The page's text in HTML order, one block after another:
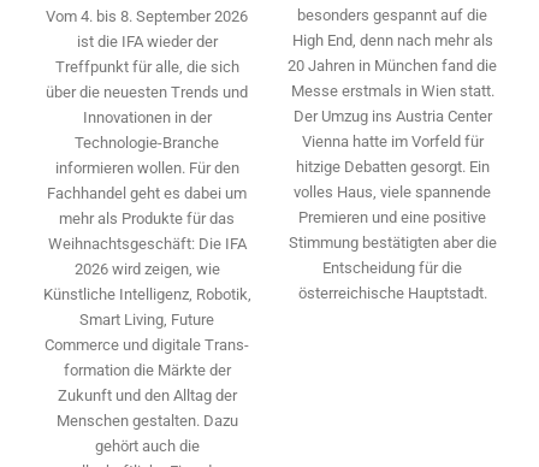
Vom 4. bis 8. September 2026
ist die IFA wieder der
Treffpunkt für alle, die sich
über die neuesten Trends und
Innovationen in der
Technologie-­Branche
informieren wollen. Für den
Fachhandel geht es dabei um
mehr als Produkte für das
Weihnachtsgeschäft: Die IFA
2026 wird ­zeigen, wie
Künstliche Intelligenz, Robotik,
Smart Living, Future
Commerce und digitale Trans­
formation die Märkte der
Zukunft und den Alltag der
Menschen gestalten. Dazu
gehört auch die
besonders gespannt auf die
High End, denn nach mehr als
20 Jahren in München fand die
Messe erstmals in Wien statt.
Der Umzug ins Austria Center
Vienna hatte im Vorfeld für
hitzige Debatten gesorgt. Ein
volles Haus, viele spannende
Premieren und eine positive
Stimmung bestätigten aber die
Entscheidung für die
österreichische Hauptstadt.